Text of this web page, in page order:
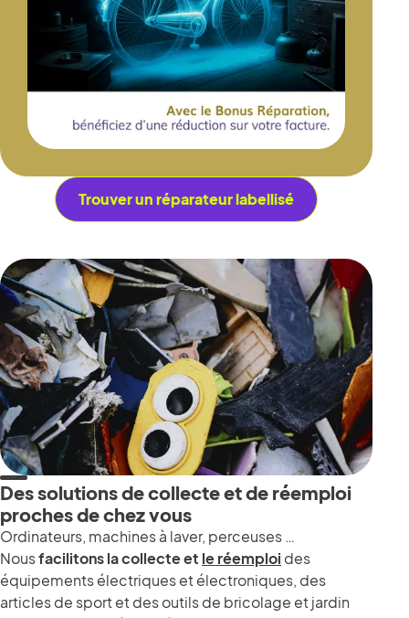
Trouver un réparateur labellisé
Des solutions de collecte et de réemploi
proches de chez vous
Ordinateurs, machines à laver, perceuses …
Nousfacilitons la collecte et le réemploi des
équipements électriques et électroniques, des
articles de sport et des outils de bricolage et jardin